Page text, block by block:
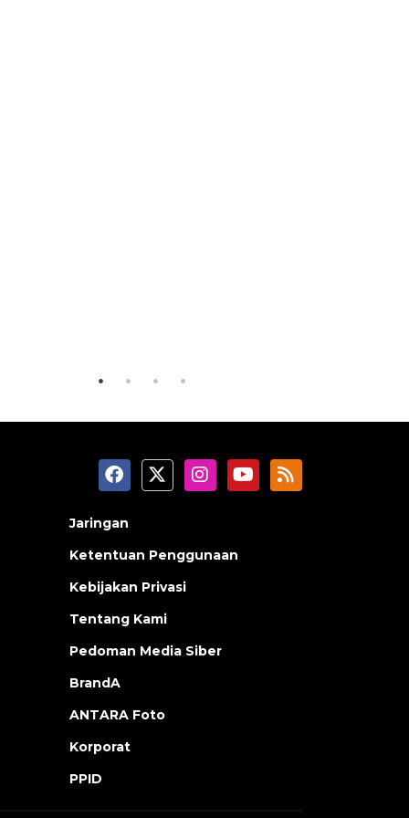
Jaringan
Ketentuan Penggunaan
Kebijakan Privasi
Tentang Kami
Pedoman Media Siber
BrandA
ANTARA Foto
Korporat
PPID